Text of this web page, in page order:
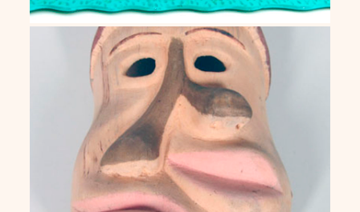
Presciliano Candia